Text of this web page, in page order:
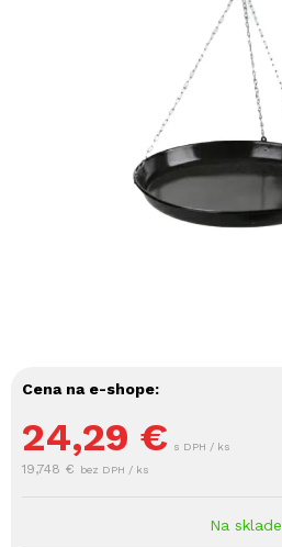
Cena na e-shope:
24,29 € s DPH / ks
19,748 € bez DPH / ks
Na sklade